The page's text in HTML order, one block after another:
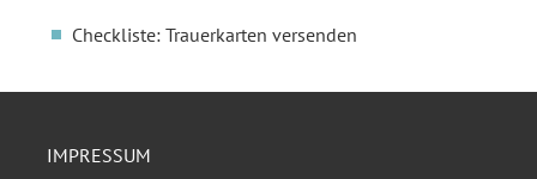
Checkliste: Trauerkarten versenden
IMPRESSUM